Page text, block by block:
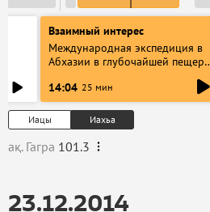
Взаимный интерес
Международная экспедиция в
Абхазии в глубочайшей пещере
спелеологами
14:04 25 мин
Иацы Иахьа
ақ. Гагра 101.3
23.12.2014